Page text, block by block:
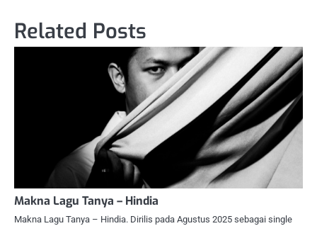
Related Posts
Makna Lagu Tanya – Hindia
Makna Lagu Tanya – Hindia. Dirilis pada Agustus 2025 sebagai single